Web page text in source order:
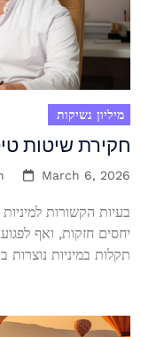
מיליון נשיקות
חקירת שיטות
March 6, 2026
בעיות הקשורות
יחסים חזקות, ואף
תקלות במיניות